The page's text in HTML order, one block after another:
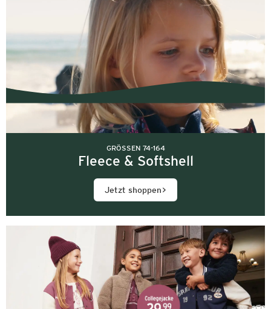
GRÖSSEN 74-164
Fleece & Softshell
Jetzt shoppen